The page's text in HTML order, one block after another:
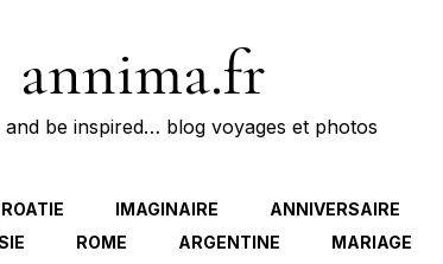
annima.fr
and be inspired… blog voyages et photos
IMAGINAIRE ANNIVERSAIRE
ROME ARGENTINE MARIAGE